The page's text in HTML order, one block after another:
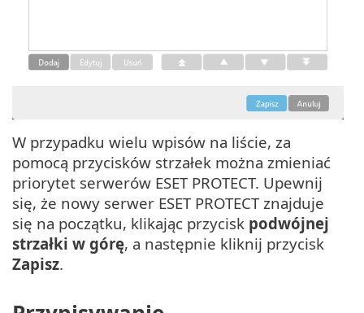
W przypadku wielu wpisów na liście, za
pomocą przycisków strzałek można zmieniać
priorytet serwerów ESET PROTECT. Upewnij
się, że nowy serwer ESET PROTECT znajduje
się na początku, klikając przycisk podwójnej
strzałki w górę, a następnie kliknij przycisk
Zapisz.